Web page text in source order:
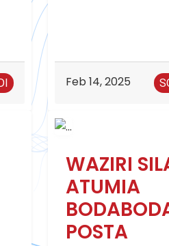
Feb 14, 2025
WAZIRI
ATUMIA
POSTA